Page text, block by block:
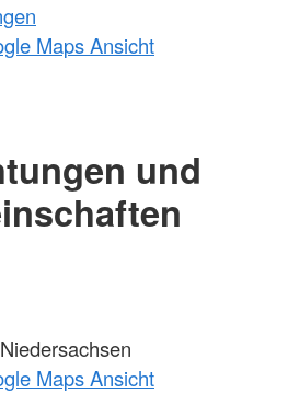
Maps Ansicht
und
Maps Ansicht